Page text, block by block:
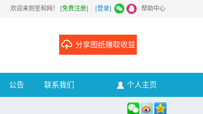
欢迎来到至和网！ [免费注册] [登录] 帮助中心
分享图纸赚取收益
公告 联系我们 个人主页